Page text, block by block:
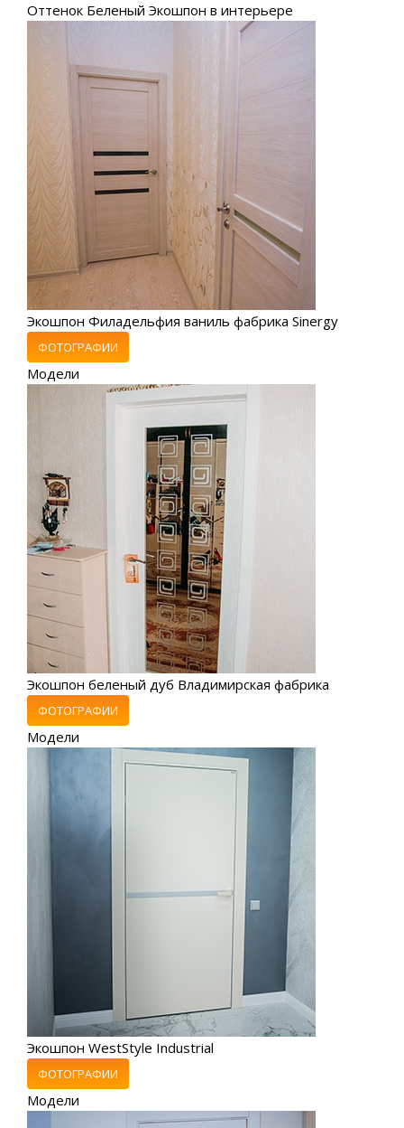
Оттенок Беленый Экошпон в интерьере
Экошпон Филадельфия ваниль фабрика Sinergy
ФОТОГРАФИИ
Модели
Экошпон беленый дуб Владимирская фабрика
ФОТОГРАФИИ
Модели
Экошпон WestStyle Industrial
ФОТОГРАФИИ
Модели